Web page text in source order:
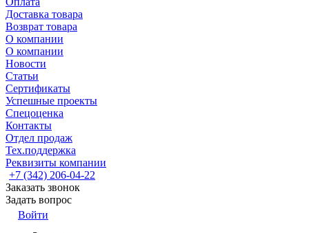
Доставка товара
Возврат товара
О компании
О компании
Новости
Статьи
Сертификаты
Успешные проекты
Спецоценка
Контакты
Отдел продаж
Тех.поддержка
Реквизиты компании
+7 (342) 206-04-22
Заказать звонок
Задать вопрос
Войти